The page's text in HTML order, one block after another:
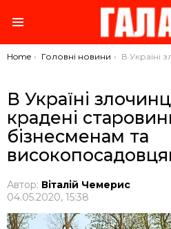
You are here:
Home Головні новини В Україні злочинці продавали крадені старовинні ікони
В Україні
крадені
бізнесменам та
Автор: Віталій Чемерис
04.05.2020, 15:38